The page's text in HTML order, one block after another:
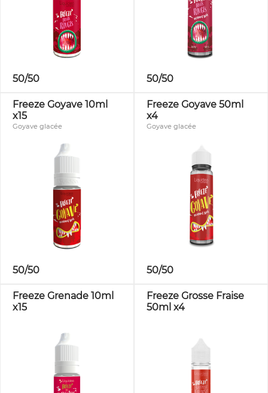
50/50 50/50
Freeze Goyave 10ml
x15
Goyave glacée
50/50
Freeze Goyave 50ml
x4
Goyave glacée
50/50
Freeze Grenade 10ml
x15
Freeze Grosse Fraise
50ml x4